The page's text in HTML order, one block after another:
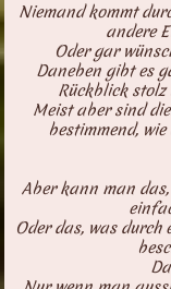
Niemand kommt
andere
Oder gar
Daneben gibt es
Rückblick
Meist aber sind
bestimmend,
Aber kann man
Oder das, was durch